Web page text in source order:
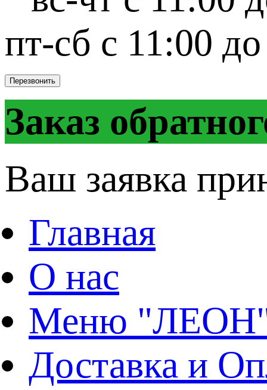
пт-сб с 11:00
Перезвонить
Заказ
Ваш заявка
Главная
О нас
Меню
Доставка и